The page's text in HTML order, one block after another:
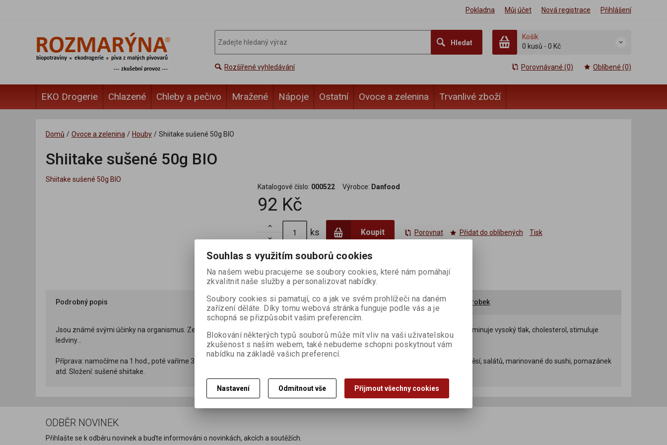
Pokladna Můj účet Nová registrace Přihlášení
Hledat
Košík
0 kusů - 0 Kč
Rozšířené vyhledávání Porovnávané (0) Oblíbené (0)
EKO Drogerie Chlazené Chleby a pečivo Mražené Nápoje Ostatní Ovoce a zelenina Trvanlivé zboží
Domů / Ovoce a zelenina / Houby / Shiitake sušené 50g BIO
Shiitake sušené 50g BIO
Shiitake sušené 50g BIO
Katalogové číslo: 000522 Výrobce: Danfood
92 Kč


ks Koupit Porovnat Přidat do oblíbených Tisk
Podrobný popis Dotaz na výrobek Doporučit výrobek
Jsou známé svými účinky na organismus. Zejména Bio kvalita jim dává větší sílu. Při vědomém použití dokáže eliminovat starou sůl, eliminuje vysoký tlak, cholesterol, stimuluje
ledviny...
Příprava: namočíme na 1 hod., poté vaříme 30 min. - 1hod. např společně s fazolemi adzuki a asou kombu. Vhodné do polévek, zel. směsí, salátů, marinované do sushi, pomazánek
atd. Složení: sušené shiitake.
ODBĚR NOVINEK
Přihlašte se k odběru novinek a buďte informováni o novinkách, akcích a soutěžích.
Souhlas s využitím souborů cookies
Na našem webu pracujeme se soubory cookies, které nám pomáhají
zkvalitnit naše služby a personalizovat nabídky.
Soubory cookies si pamatují, co a jak ve svém prohlížeči na daném
zařízení děláte. Díky tomu webová stránka funguje podle vás a je
schopná se přizpůsobit vašim preferencím.
Blokování některých typů souborů může mít vliv na vaši uživatelskou
zkušenost s naším webem, také nebudeme schopni poskytnout vám
nabídku na základě vašich preferencí.
Nastavení Odmítnout vše Přijmout všechny cookies